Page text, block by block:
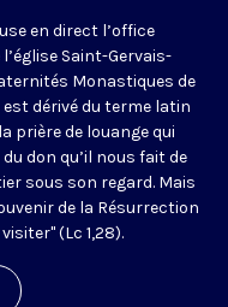
en direct l’office
Saint-Gervais-
Monastiques de
est dérivé du terme latin
prière de louange qui
don qu’il nous fait de
sous son regard. Mais
de la Résurrection
(Lc 1,28).